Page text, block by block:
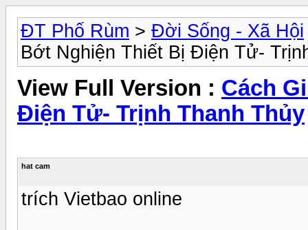
ĐT Phố Rùm > Đời Sống - Xã Hội
Bớt Nghiện Thiết Bị Điện Tử-
View Full Version : Cách
Điện Tử- Trịnh Thanh Thủy
hat cam
trích Vietbao online